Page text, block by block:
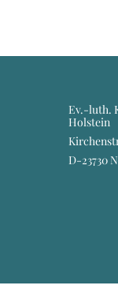
Ev.-luth.
Holstein
D-23730